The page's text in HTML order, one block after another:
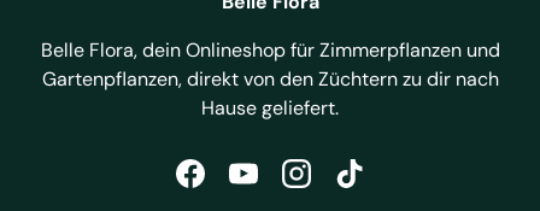
Belle Flora, dein Onlineshop für Zimmerpflanzen und
Gartenpflanzen, direkt von den Züchtern zu dir nach
Hause geliefert.
FacebookYouTubeInstagramTikTok